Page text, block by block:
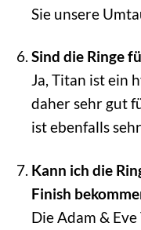
Sie unsere
Sind die Ringe
Ja, Titan ist ein
daher sehr gut
ist ebenfalls
Kann ich die
Finish
Die Adam &